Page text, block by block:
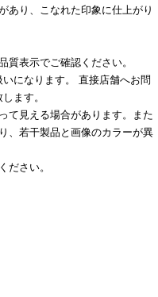
あり、こなれた印象に仕上がり
表示でご確認ください。
になります。 直接店舗へお問
ます。
て見える場合があります。また
、若干製品と画像のカラーが異
ださい。